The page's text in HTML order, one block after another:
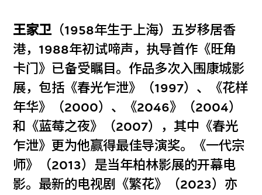
王家卫（1958年生于上海）五岁移居香
港，1988年初试啼声，执导首作《旺角
卡门》已备受瞩目。作品多次入围康城影
展，包括《春光乍泄》（1997）、《花样
年华》（2000）、《2046》（2004）
和《蓝莓之夜》（2007），其中《春光
乍泄》更为他赢得最佳导演奖。《一代宗
师》（2013）是当年柏林影展的开幕电
影。最新的电视剧《繁花》（2023）亦